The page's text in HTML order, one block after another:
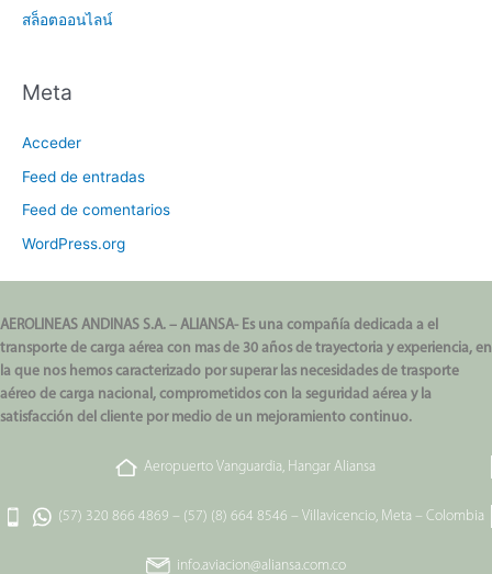
สล็อตออนไลน์
Meta
Acceder
Feed de entradas
Feed de comentarios
WordPress.org
AEROLINEAS ANDINAS S.A. – ALIANSA- Es una compañía dedicada a el
transporte de carga aérea con mas de 30 años de trayectoria y experiencia, en
la que nos hemos caracterizado por superar las necesidades de trasporte
aéreo de carga nacional, comprometidos con la seguridad aérea y la
satisfacción del cliente por medio de un mejoramiento continuo.
Aeropuerto Vanguardia, Hangar Aliansa
(57) 320 866 4869 – (57) (8) 664 8546 – Villavicencio, Meta – Colombia
info.aviacion@aliansa.com.co